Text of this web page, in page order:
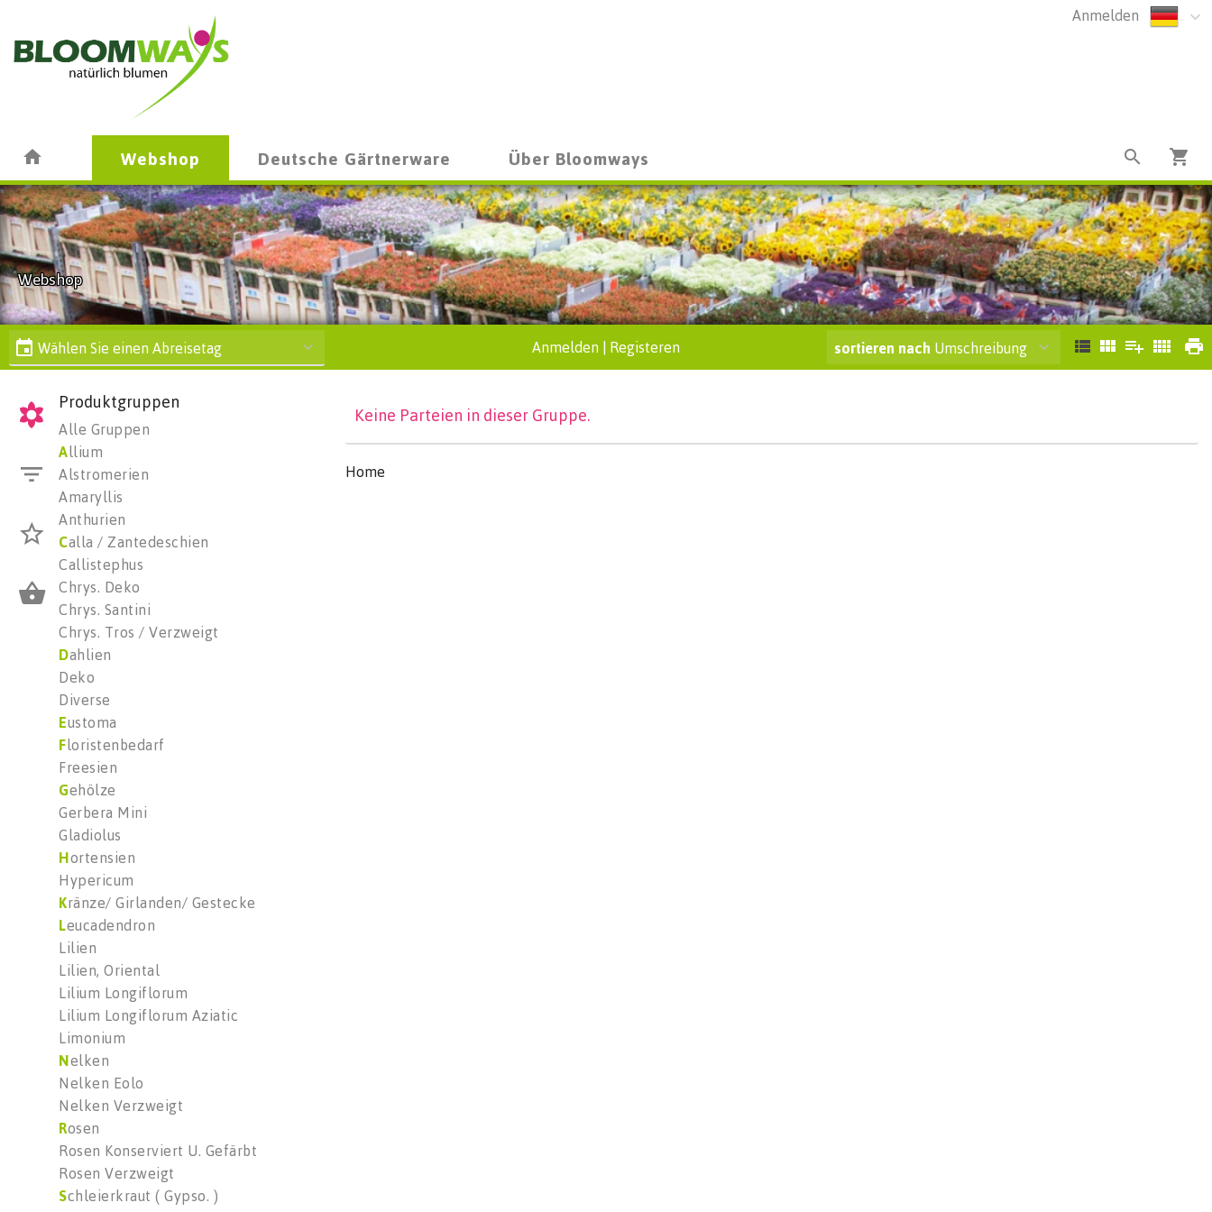
Anmelden
Webshop Deutsche Gärtnerware Über Bloomways
Webshop
Wählen Sie einen Abreisetag Anmelden Registeren sortieren nach Umschreibung
Produktgruppen
Alle Gruppen
Allium
Alstromerien
Amaryllis
Anthurien
Calla / Zantedeschien
Callistephus
Chrys. Deko
Chrys. Santini
Chrys. Tros / Verzweigt
Dahlien
Deko
Diverse
Eustoma
Floristenbedarf
Freesien
Gehölze
Gerbera Mini
Gladiolus
Hortensien
Hypericum
Kränze/ Girlanden/ Gestecke
Leucadendron
Lilien
Lilien, Oriental
Lilium Longiflorum
Lilium Longiflorum Aziatic
Limonium
Nelken
Nelken Eolo
Nelken Verzweigt
Rosen
Rosen Konserviert U. Gefärbt
Rosen Verzweigt
Schleierkraut ( Gypso. )
Keine Parteien in dieser Gruppe.
Home